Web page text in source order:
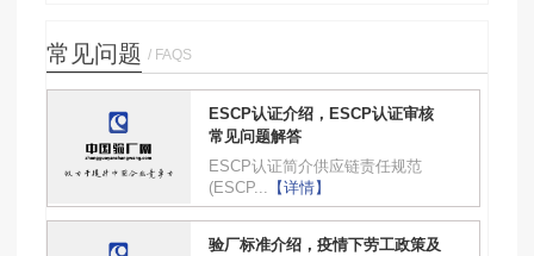
常见问题 / FAQS
ESCP认证介绍，ESCP认证审核
常见问题解答
ESCP认证简介供应链责任规范
(ESCP... 【详情】
验厂标准介绍，疫情下劳工政策及